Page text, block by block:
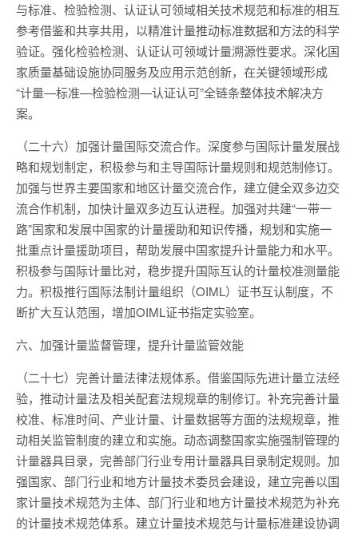
与标准、检验检测、认证认可领域相关技术规范和标准的相互
参考借鉴和共享共用，以精准计量推动标准数据和方法的科学
验证。强化检验检测、认证认可领域计量溯源性要求。深化国
家质量基础设施协同服务及应用示范创新，在关键领域形成
“计量—标准—检验检测—认证认可”全链条整体技术解决方
案。
（二十六）加强计量国际交流合作。深度参与国际计量发展战
略和规划制定，积极参与和主导国际计量规则和规范制修订。
加强与世界主要国家和地区计量交流合作，建立健全双多边交
流合作机制，加快计量双多边互认进程。加强对共建“一带一
路”国家和发展中国家的计量援助和知识传播，规划和实施一
批重点计量援助项目，帮助发展中国家提升计量能力和水平。
积极参与国际计量比对，稳步提升国际互认的计量校准测量能
力。积极推行国际法制计量组织（OIML）证书互认制度，不
断扩大互认范围，增加OIML证书指定实验室。
六、加强计量监督管理，提升计量监管效能
（二十七）完善计量法律法规体系。借鉴国际先进计量立法经
验，推动计量法及相关配套法规规章的制修订。补充完善计量
校准、标准时间、产业计量、计量数据等方面的法规规章，推
动相关监管制度的建立和实施。动态调整国家实施强制管理的
计量器具目录，完善部门行业专用计量器具目录制定规则。加
强国家、部门行业和地方计量技术委员会建设，建立完善以国
家计量技术规范为主体、部门行业和地方计量技术规范为补充
的计量技术规范体系。建立计量技术规范与计量标准建设协调